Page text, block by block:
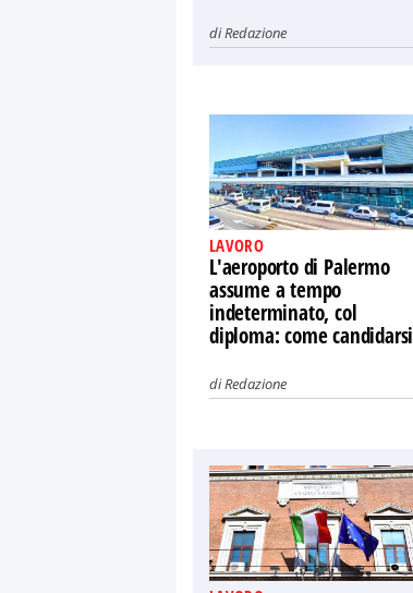
diRedazione
LAVORO
L'aeroporto di Palermo
assume a tempo
indeterminato, col
diploma: come candidarsi
diRedazione